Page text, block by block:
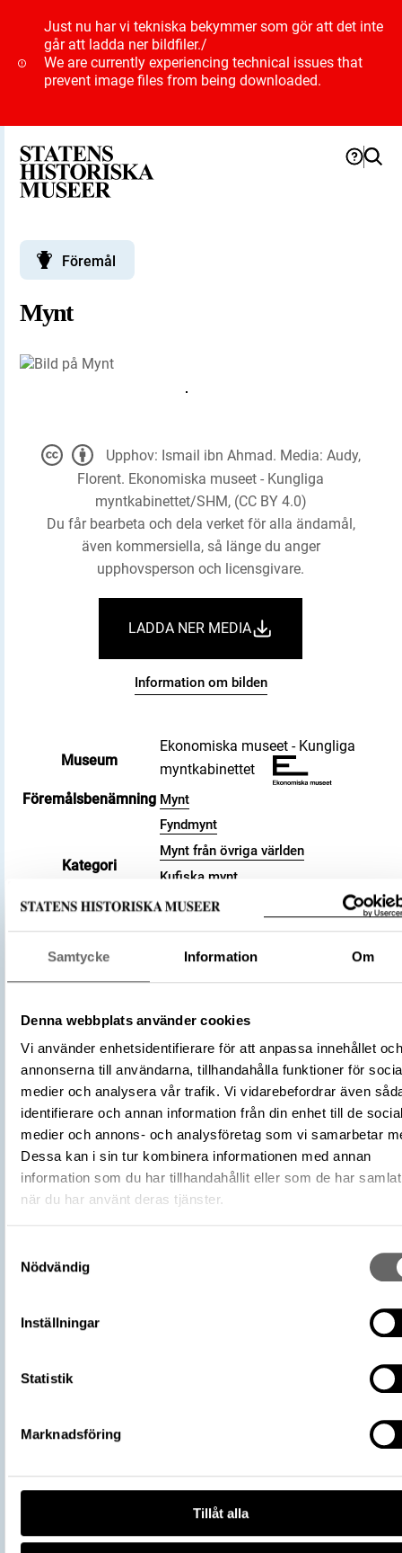
Samtycke Information Om
Denna webbplats använder cookies
Vi använder enhetsidentifierare för att anpassa innehållet och
annonserna till användarna, tillhandahålla funktioner för
medier och analysera vår trafik. Vi vidarebefordrar även
identifierare och annan information från din enhet till de
medier och annons- och analysföretag som vi samarbetar
Dessa kan i sin tur kombinera informationen med annan
information som du har tillhandahållit eller som de har
när du har använt deras tjänster.
Nödvändig
Inställningar
Statistik
Marknadsföring
Tillåt alla
Just nu har vi tekniska bekymmer som gör att det inte
går att ladda ner bildfiler./
We are currently experiencing technical issues that
prevent image files from being downloaded.
Föremål
Mynt
Museum
Ekonomiska museet - Kungliga
myntkabinettet
Föremålsbenämning Mynt
Kategori
Fyndmynt
Mynt från övriga världen
Kufiska mynt
Arkeologisk samling
Valör
dirham
Material
Silver
Storlek
Vikt 2.49 g
283 a.H.
Tidsperiod
Vikingatid
Tillverkningsplats
Kalifatet
Samanidiska riket
al-Shash
Tillverkare Ismail ibn Ahmad(Myntherre)
Föremålsnummer
3001551
Förvärvsnummer
16200
Plats: Sigsarve, Fornlämning:
kommun, Landskap: Gotland, Land:
Del av
URI
https://samlingar.shm.se/object/
C96A-4A43-9FEA-3064AEB27CD9
Kopiera URI
All textinformation (metadata) på denna sida är fri att använda
Upphov: Ismail ibn Ahmad. Media: Audy,
Florent. Ekonomiska museet - Kungliga
myntkabinettet/SHM, (CC BY 4.0)
Du får bearbeta och dela verket för alla ändamål,
även kommersiella, så länge du anger
upphovsperson och licensgivare.
LADDA NER MEDIA
Information om bilden